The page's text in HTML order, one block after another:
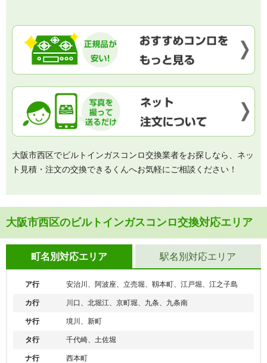
大阪市西区でビルトインガスコンロ交換業者をお探しなら、ネッ
ト見積・注文の交換できるくんへお気軽にご相談ください！
大阪市西区のビルトインガスコンロ交換対応エリア
町名別対応エリア
ア行 安治川、阿波座、立売堀、靱本町、江戸堀、江之子島
カ行 川口、北堀江、京町堀、九条、九条南
サ行 境川、新町
タ行 千代崎、土佐堀
ナ行 西本町
駅名別対応エリア